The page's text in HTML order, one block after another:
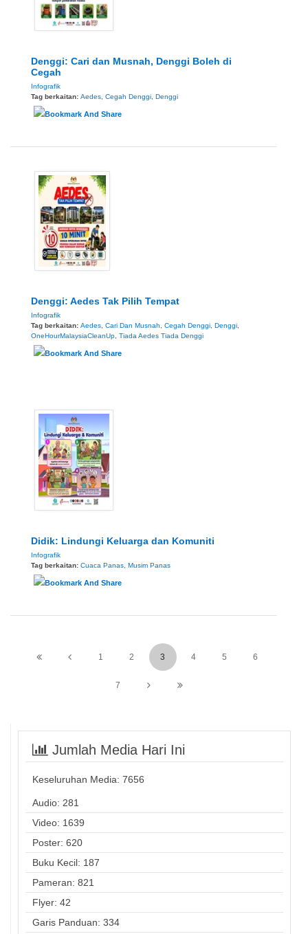
Denggi: Cari dan Musnah, Denggi Boleh di
Cegah
Infografik
Tag berkaitan: Aedes Cegah Denggi Denggi
Denggi: Aedes Tak Pilih Tempat
Infografik
Tag berkaitan: Aedes, Cari Dan Musnah, Cegah Denggi, Denggi,
OneHourMalaysiaCleanUp, Tiada Aedes Tiada Denggi
Didik: Lindungi Keluarga dan Komuniti
Infografik
Tag berkaitan: Cuaca Panas Musim Panas
1 2 3 4 5 6
7
Jumlah Media Hari Ini
Keseluruhan Media: 7656
Audio: 281
Video: 1639
Poster: 620
Buku Kecil: 187
Pameran: 821
Flyer: 42
Garis Panduan: 334